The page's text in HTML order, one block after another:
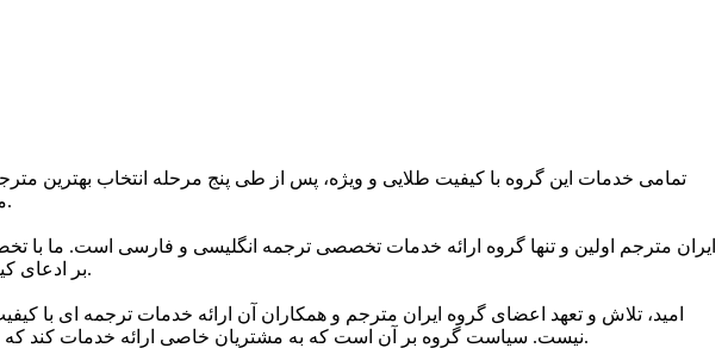
تمامی خدمات این گروه با کیفیت طلایی و ویژه، پس از طی پنج مرحله انتخاب بهترین
متن ارسالی از مراحل مذکور، تمامی خدمات ترجمه گروه تا 24 ساعت پس از اتمام ترجمه دارای گارانتی می باشند.
ایران مترجم اولین و تنها گروه ارائه خدمات تخصصی ترجمه انگلیسی و فارسی است. ما
بر ادعای کیفیت برتر خود هستیم. ترجمه متن، ترجمه متن انگلیسی به فارسی و انواع متون مختلف اصلی ترین خدمات ماست.
امید، تلاش و تعهد اعضای گروه ایران مترجم و همکاران آن ارائه خدمات ترجمه ای با
نیست. سیاست گروه بر آن است که به مشتریان خاصی ارائه خدمات کند که به کیفیت ویژه ترجمه و شیوایی زبانی آن اهمیت می دهند و دریافت خدمات ترجمه برتر را حق مسلم خود می دانند.